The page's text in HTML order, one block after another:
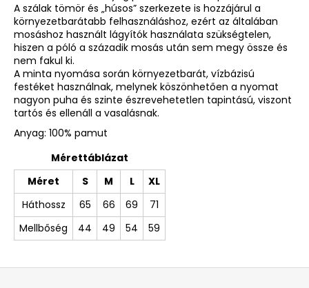
A szálak tömör és „húsos” szerkezete is hozzájárul a
környezetbarátabb felhasználáshoz, ezért az általában
mosáshoz használt lágyítók használata szükségtelen,
hiszen a póló a századik mosás után sem megy össze és
nem fakul ki.
A minta nyomása során környezetbarát, vízbázisú
festéket használnak, melynek köszönhetően a nyomat
nagyon puha és szinte észrevehetetlen tapintású, viszont
tartós és ellenáll a vasalásnak.
Anyag: 100% pamut
Mérettáblázat
Méret
S M L
XL
Háthossz
65 66 69
71
Mellbőség
44 49 54 59
L